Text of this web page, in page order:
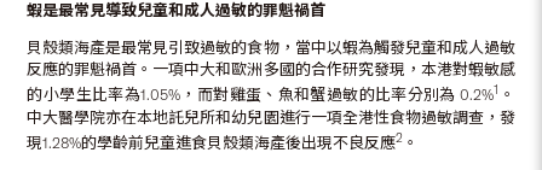
蝦是最常見導致兒童和成人過敏的罪魁禍首
貝殼類海產是最常見引致過敏的食物，當中以蝦為觸發兒童和成人過敏
反應的罪魁禍首。一項中大和歐洲多國的合作研究發現，本港對蝦敏感
的小學生比率為1.05%，而對雞蛋、魚和蟹過敏的比率分別為 0.2%1 。
中大醫學院亦在本地託兒所和幼兒園進行一項全港性食物過敏調查，發
現1.28%的學齡前兒童進食貝殼類海產後出現不良反應2 。